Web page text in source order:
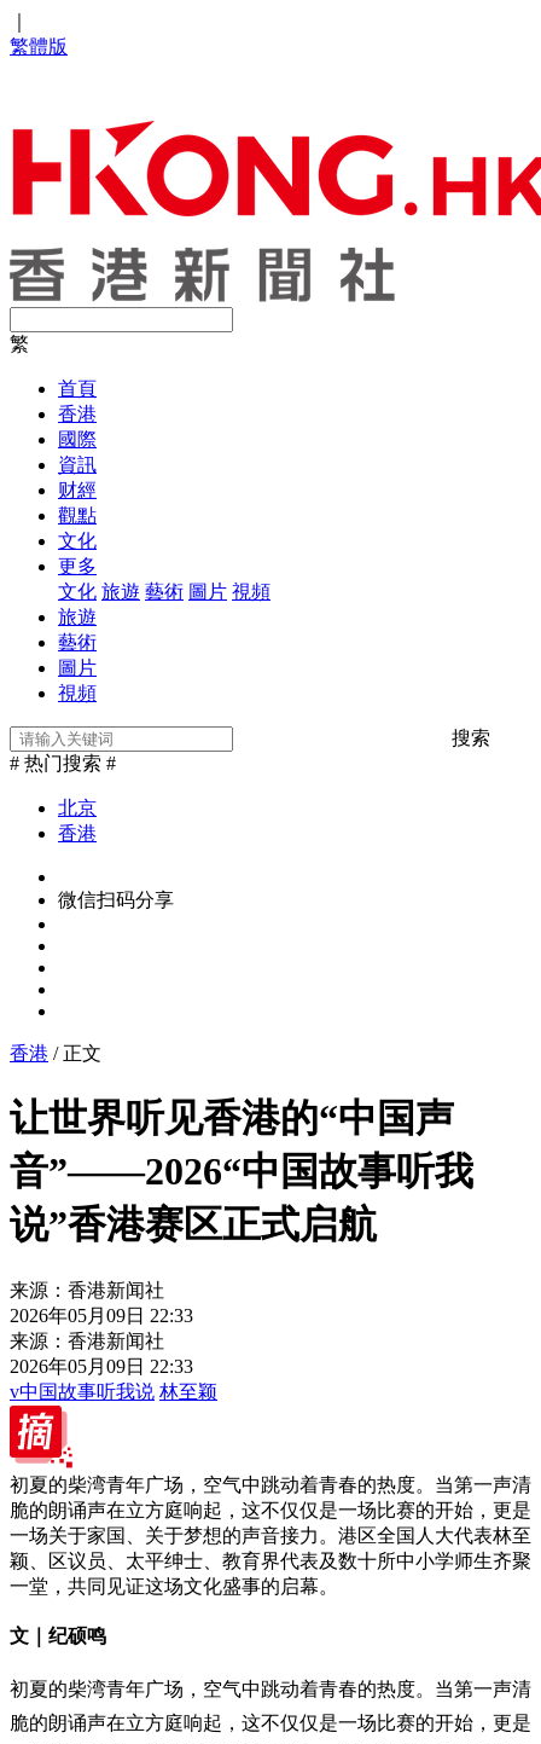
繁體版
繁
首頁
香港
國際
資訊
财經
觀點
文化
更多
文化 旅遊 藝術 圖片 視頻
旅遊
藝術
圖片
視頻
搜索
# 热门搜索 #
北京
香港
微信扫码分享
香港 / 正文
让世界听见香港的“中国声
音”——2026“中国故事听我
说”香港赛区正式启航
来源：香港新闻社
2026年05月09日 22:33
来源：香港新闻社
2026年05月09日 22:33
v中国故事听我说 林至颖
初夏的柴湾青年广场，空气中跳动着青春的热度。当第一声清
脆的朗诵声在立方庭响起，这不仅仅是一场比赛的开始，更是
一场关于家国、关于梦想的声音接力。港区全国人大代表林至
颖、区议员、太平绅士、教育界代表及数十所中小学师生齐聚
一堂，共同见证这场文化盛事的启幕。
文｜纪硕鸣
初夏的柴湾青年广场，空气中跳动着青春的热度。当第一声清
脆的朗诵声在立方庭响起，这不仅仅是一场比赛的开始，更是